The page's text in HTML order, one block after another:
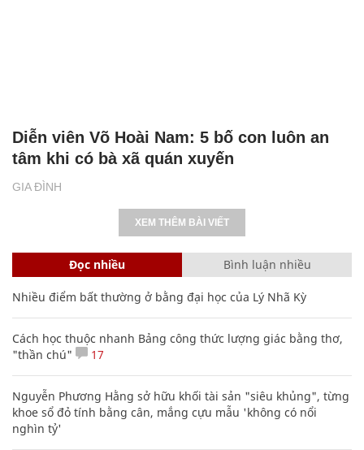
GIA ĐÌNH
Diễn viên Võ Hoài Nam: 5 bố con luôn an
tâm khi có bà xã quán xuyến
XEM THÊM BÀI VIẾT
Đọc nhiều Bình luận nhiều
Nhiều điểm bất thường ở bằng đại học của Lý Nhã Kỳ
Cách học thuộc nhanh Bảng công thức lượng giác bằng thơ,
"thần chú"
17
Nguyễn Phương Hằng sở hữu khối tài sản "siêu khủng", từng
khoe sổ đỏ tính bằng cân, mắng cựu mẫu 'không có nổi
nghìn tỷ'